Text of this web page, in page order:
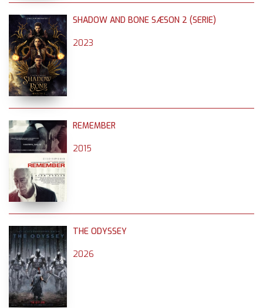
SHADOW AND BONE SÆSON 2 (SERIE)
2023
REMEMBER
2015
THE ODYSSEY
2026